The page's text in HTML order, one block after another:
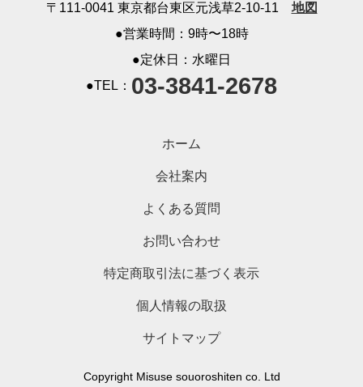
〒111-0041 東京都台東区元浅草2-10-11
地図
●営業時間：9時〜18時
●定休日：水曜日
●TEL： 03-3841-2678
ホーム
会社案内
よくある質問
お問い合わせ
特定商取引法に基づく表示
個人情報の取扱
サイトマップ
Copyright Misuse souoroshiten co. Ltd